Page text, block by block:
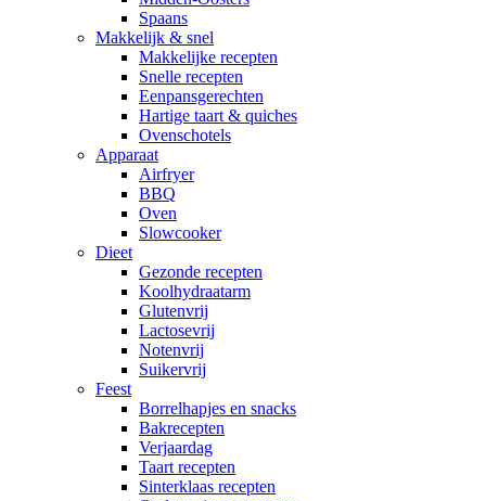
Spaans
Makkelijk & snel
Makkelijke recepten
Snelle recepten
Eenpansgerechten
Hartige taart & quiches
Ovenschotels
Apparaat
Airfryer
BBQ
Oven
Slowcooker
Dieet
Gezonde recepten
Koolhydraatarm
Glutenvrij
Lactosevrij
Notenvrij
Suikervrij
Feest
Borrelhapjes en snacks
Bakrecepten
Verjaardag
Taart recepten
Sinterklaas recepten